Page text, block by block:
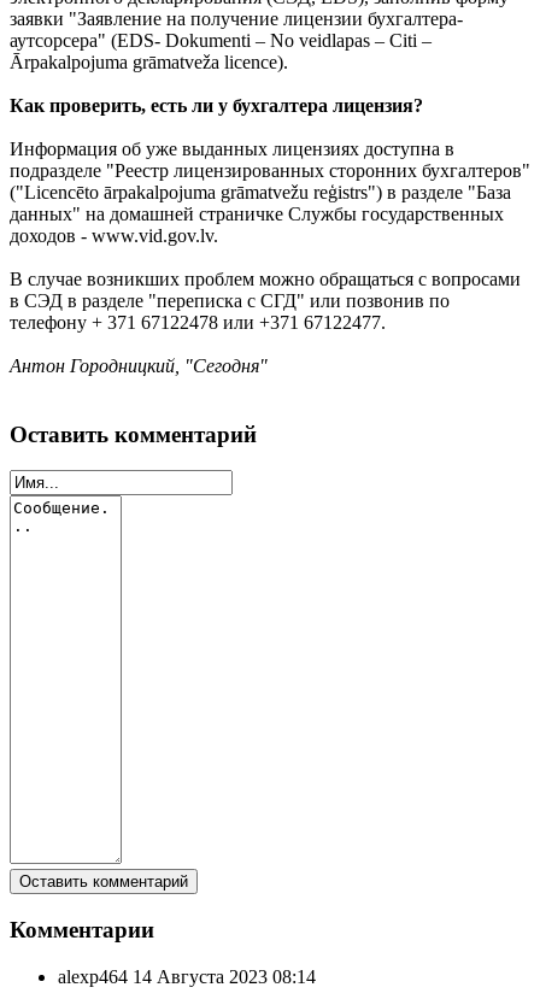
заявки "Заявление на получение лицензии бухгалтера-
аутсорсера" (EDS- Dokumenti – No veidlapas – Citi –
Ārpakalpojuma grāmatveža licence).
Как проверить, есть ли у бухгалтера лицензия?
Информация об уже выданных лицензиях доступна в
подразделе "Реестр лицензированных сторонних бухгалтеров"
("Licencēto ārpakalpojuma grāmatvežu reģistrs") в разделе "База
данных" на домашней страничке Службы государственных
доходов - www.vid.gov.lv.
В случае возникших проблем можно обращаться с вопросами
в СЭД в разделе "переписка с СГД" или позвонив по
телефону + 371 67122478 или +371 67122477.
Антон Городницкий, "Сегодня"
Оставить комментарий
Комментарии
alexp464 14 Августа 2023 08:14